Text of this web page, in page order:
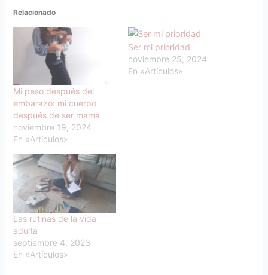
Relacionado
Mi peso después del
embarazo: mi cuerpo
después de ser mamá
noviembre 19, 2024
En «Artículos»
Ser mi prioridad
noviembre 25, 2024
En «Artículos»
Las rutinas de la vida
adulta
septiembre 4, 2023
En «Artículos»